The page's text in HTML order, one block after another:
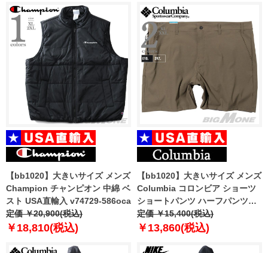
【bb1020】大きいサイズ メンズ
Champion チャンピオン 中綿 ベ
スト USA直輸入 v74729-586oca
定価 ￥20,900(税込)
￥18,810(税込)
【bb1020】大きいサイズ メンズ
Columbia コロンビア ショーツ
ショートパンツ ハーフパンツ
USA直輸入 2031161
定価 ￥15,400(税込)
￥13,860(税込)